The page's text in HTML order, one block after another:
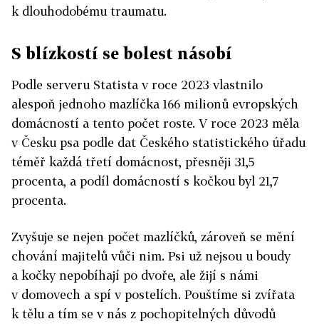
k dlouhodobému traumatu.
S blízkostí se bolest násobí
Podle serveru Statista v roce 2023 vlastnilo
alespoň jednoho mazlíčka 166 milionů evropských
domácností a tento počet roste. V roce 2023 měla
v Česku psa podle dat Českého statistického úřadu
téměř každá třetí domácnost, přesněji 31,5
procenta, a podíl domácností s kočkou byl 21,7
procenta.
Zvyšuje se nejen počet mazlíčků, zároveň se mění
chování majitelů vůči nim. Psi už nejsou u boudy
a kočky nepobíhají po dvoře, ale žijí s námi
v domovech a spí v postelích. Pouštíme si zvířata
k tělu a tím se v nás z pochopitelných důvodů